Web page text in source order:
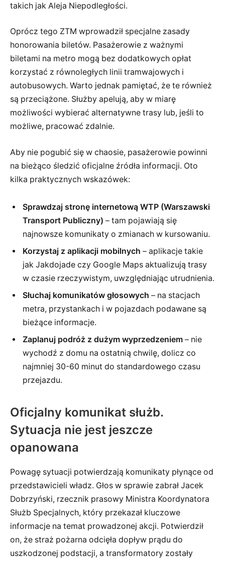
takich jak Aleja Niepodległości.
Oprócz tego ZTM wprowadził specjalne zasady
honorowania biletów. Pasażerowie z ważnymi
biletami na metro mogą bez dodatkowych opłat
korzystać z równoległych linii tramwajowych i
autobusowych. Warto jednak pamiętać, że te również
są przeciążone. Służby apelują, aby w miarę
możliwości wybierać alternatywne trasy lub, jeśli to
możliwe, pracować zdalnie.
Aby nie pogubić się w chaosie, pasażerowie powinni
na bieżąco śledzić oficjalne źródła informacji. Oto
kilka praktycznych wskazówek:
Sprawdzaj stronę internetową WTP (Warszawski
Transport Publiczny) – tam pojawiają się
najnowsze komunikaty o zmianach w kursowaniu.
Korzystaj z aplikacji mobilnych – aplikacje takie
jak Jakdojade czy Google Maps aktualizują trasy
w czasie rzeczywistym, uwzględniając utrudnienia.
Słuchaj komunikatów głosowych – na stacjach
metra, przystankach i w pojazdach podawane są
bieżące informacje.
Zaplanuj podróż z dużym wyprzedzeniem – nie
wychodź z domu na ostatnią chwilę, dolicz co
najmniej 30-60 minut do standardowego czasu
przejazdu.
Oficjalny komunikat służb.
Sytuacja nie jest jeszcze
opanowana
Powagę sytuacji potwierdzają komunikaty płynące od
przedstawicieli władz. Głos w sprawie zabrał Jacek
Dobrzyński, rzecznik prasowy Ministra Koordynatora
Służb Specjalnych, który przekazał kluczowe
informacje na temat prowadzonej akcji. Potwierdził
on, że straż pożarna odcięła dopływ prądu do
uszkodzonej podstacji, a transformatory zostały